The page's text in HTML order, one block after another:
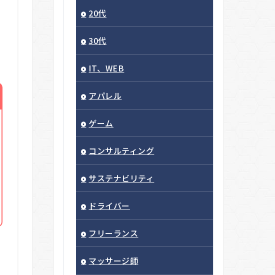
20代
30代
IT、WEB
アパレル
ゲーム
コンサルティング
サステナビリティ
ドライバー
フリーランス
マッサージ師